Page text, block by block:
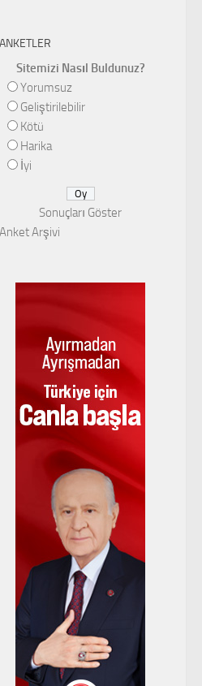
ANKETLER
Sitemizi Nasıl Buldunuz?
Yorumsuz
Geliştirilebilir
Kötü
Harika
İyi
Sonuçları Göster
Anket Arşivi